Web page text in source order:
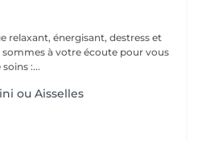
sommes à votre écoute pour vous
:...
ou Aisselles